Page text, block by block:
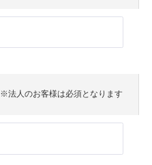
※法人のお客様は必須となります